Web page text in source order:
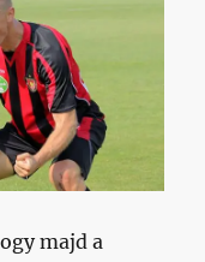
majd a